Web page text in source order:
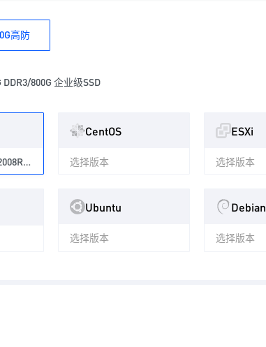
高防
800G 企业级SSD
Windows Server 2008R2 中文 数据中心版 64位
CentOS
选择版本
ESXi
选择版本
Ubuntu
选择版本
Debian
选择版本